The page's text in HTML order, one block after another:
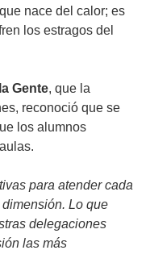
nace del calor; es
los estragos del
Gente, que la
reconoció que se
los alumnos
para atender cada
Lo que
delegaciones
las más